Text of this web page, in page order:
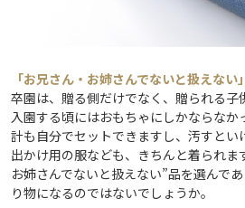
「お兄さん・お姉さんでないと扱えな
卒園は、贈る側だけでなく、贈られる子
入園する頃にはおもちゃにしかならな
計も自分でセットできますし、汚すとい
出かけ用の服なども、きちんと着られま
お姉さんでないと扱えない”品を選んで
り物になるのではないでしょうか。